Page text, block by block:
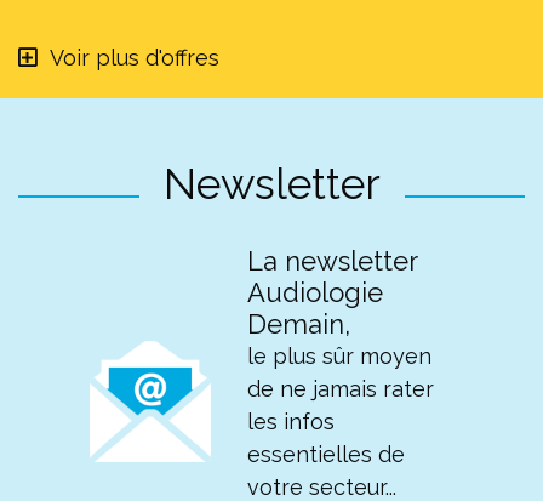
Voir plus d'offres
Newsletter
La newsletter
Audiologie
Demain,
le plus sûr moyen
de ne jamais rater
les infos
essentielles de
votre secteur...